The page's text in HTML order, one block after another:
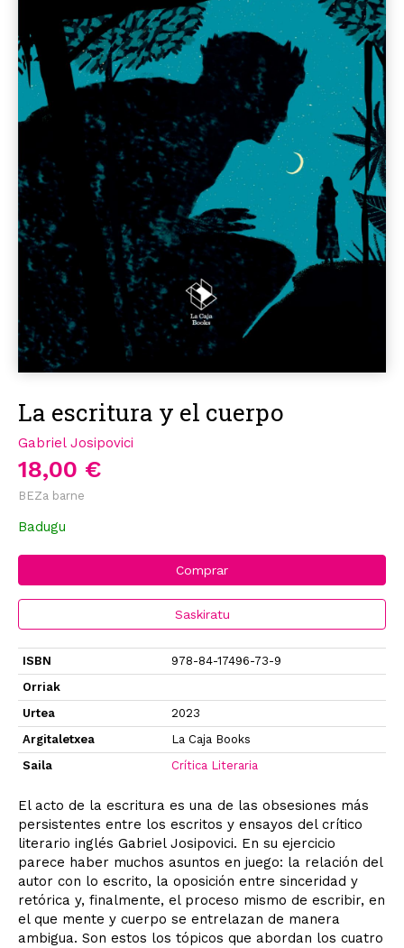
La escritura y el cuerpo
Gabriel Josipovici
18,00 €
BEZa barne
Badugu
Comprar
Saskiratu
ISBN
978-84-17496-73-9
Orriak
Urtea
2023
Argitaletxea
La Caja Books
Saila
Crítica Literaria
El acto de la escritura es una de las obsesiones más
persistentes entre los escritos y ensayos del crítico
literario inglés Gabriel Josipovici. En su ejercicio
parece haber muchos asuntos en juego: la relación del
autor con lo escrito, la oposición entre sinceridad y
retórica y, finalmente, el proceso mismo de escribir, en
el que mente y cuerpo se entrelazan de manera
ambigua. Son estos los tópicos que abordan los cuatro